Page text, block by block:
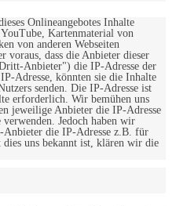
Onlineangebotes Inhalte
Kartenmaterial von
von anderen Webseiten
voraus, dass die Anbieter dieser
Anbieter") die IP-Adresse der
Adresse, könnten sie die Inhalte
senden. Die IP-Adresse ist
erforderlich. Wir bemühen uns
jeweilige Anbieter die IP-Adresse
Jedoch haben wir
die IP-Adresse z.B. für
dies uns bekannt ist, klären wir die